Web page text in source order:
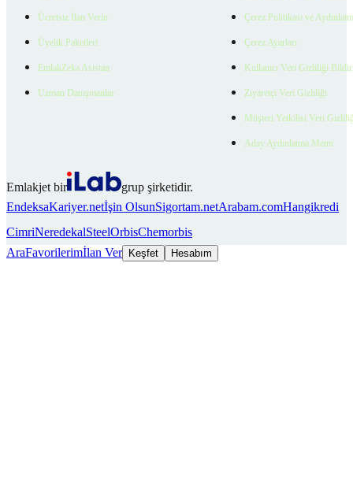
Ücretsiz İlan Verin
Üyelik Paketleri
EmlakZeka Asistan
Uzman Danışmanlar
Çerez Politikası ve
Çerez Ayarları
Kullanıcı Veri Gizliliği
Ziyaretçi Veri Gizliliği
Müşteri Yetkilisi Veri
Aday Aydınlatma Metni
Emlakjet bir
grup şirketidir.
EndeksaKariyer.netİşin OlsunSigortam.netArabam.comHangikredi
CimriNeredekalSteelOrbisChemorbis
AraFavorilerimİlan Ver Keşfet Hesabım